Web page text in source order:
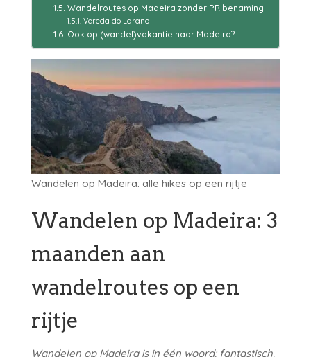
Wandelroutes op Madeira zonder PR benaming
Vereda do Larano
Ook op (wandel)vakantie naar Madeira?
Wandelen op Madeira: alle hikes op een rijtje
Wandelen op Madeira: 3
maanden aan
wandelroutes op een
rijtje
Wandelen op Madeira is in één woord: fantastisch.